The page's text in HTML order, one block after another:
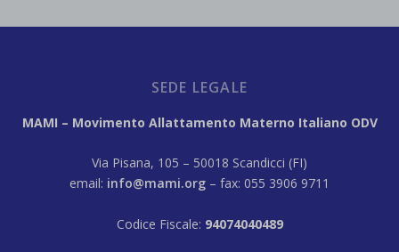
SEDE LEGALE
MAMI – Movimento Allattamento Materno Italiano ODV
Via Pisana, 105 – 50018 Scandicci (FI)
email: info@mami.org – fax: 055 3906 9711
Codice Fiscale: 94074040489